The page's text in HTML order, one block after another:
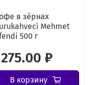
в зёрнах
Mehmet
500 г
₽
В корзину